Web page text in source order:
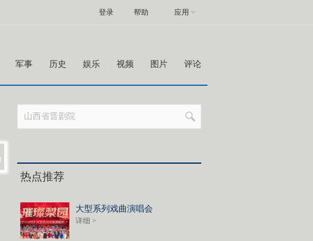
帮助 应用
登录
军事 历史 娱乐 视频 图片 评论
热点推荐
大型系列戏曲演唱会
详细 >